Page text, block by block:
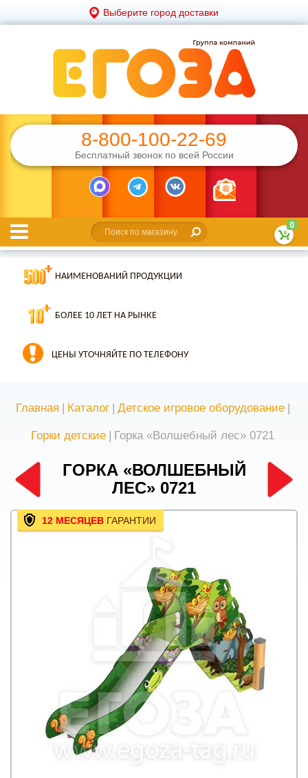
Выберите город доставки
8-800-100-22-69
Бесплатный звонок по всей России
0
НАИМЕНОВАНИЙ ПРОДУКЦИИ
БОЛЕЕ 10 ЛЕТ НА РЫНКЕ
ЦЕНЫ УТОЧНЯЙТЕ ПО ТЕЛЕФОНУ
Главная | Каталог | Детское игровое оборудование |
Горки детские | Горка «Волшебный лес» 0721
ГОРКА «ВОЛШЕБНЫЙ
ЛЕС» 0721
12 МЕСЯЦЕВ ГАРАНТИИ